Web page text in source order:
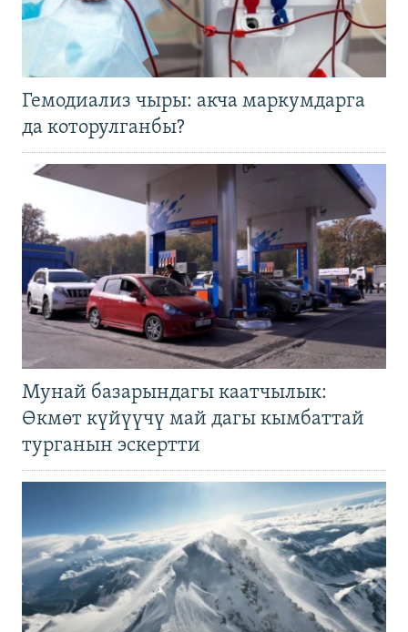
Гемодиализ чыры: акча маркумдарга
да которулганбы?
Мунай базарындагы каатчылык:
Өкмөт күйүүчү май дагы кымбаттай
турганын эскертти